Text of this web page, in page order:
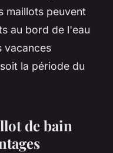
maillots peuvent
au bord de l'eau
vacances
la période du
de bain